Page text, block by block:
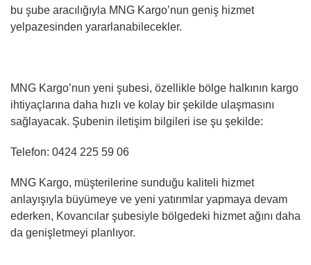
bu şube aracılığıyla MNG Kargo’nun geniş hizmet
yelpazesinden yararlanabilecekler.
MNG Kargo’nun yeni şubesi, özellikle bölge halkının kargo
ihtiyaçlarına daha hızlı ve kolay bir şekilde ulaşmasını
sağlayacak. Şubenin iletişim bilgileri ise şu şekilde:
Telefon: 0424 225 59 06
MNG Kargo, müşterilerine sunduğu kaliteli hizmet
anlayışıyla büyümeye ve yeni yatırımlar yapmaya devam
ederken, Kovancılar şubesiyle bölgedeki hizmet ağını daha
da genişletmeyi planlıyor.